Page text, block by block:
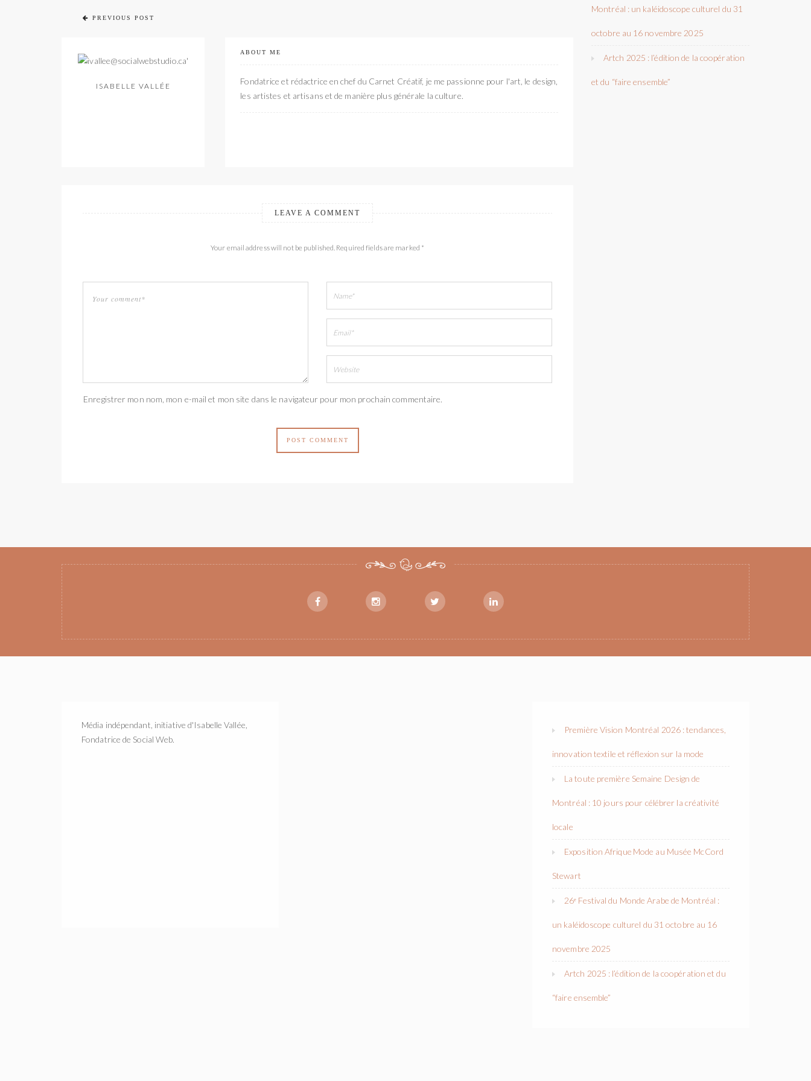
PREVIOUS POST
ISABELLE VALLÉE
ABOUT ME
Fondatrice et rédactrice en chef du Carnet Créatif, je me passionne pour l'art, le design,
les artistes et artisans et de manière plus générale la culture.
LEAVE A COMMENT
Your email address will not be published. Required fields are marked *
Enregistrer mon nom, mon e-mail et mon site dans le navigateur pour mon prochain commentaire.
Montréal : un kaléidoscope culturel du 31
octobre au 16 novembre 2025
Artch 2025 : l’édition de la coopération
et du “faire ensemble”
Média indépendant, initiative d'Isabelle Vallée,
Fondatrice de Social Web.
Première Vision Montréal 2026 : tendances,
innovation textile et réflexion sur la mode
La toute première Semaine Design de
Montréal : 10 jours pour célébrer la créativité
locale
Exposition Afrique Mode au Musée McCord
Stewart
26ᵉ Festival du Monde Arabe de Montréal :
un kaléidoscope culturel du 31 octobre au 16
novembre 2025
Artch 2025 : l’édition de la coopération et du
“faire ensemble”